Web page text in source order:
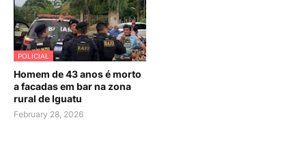
POLICIAL
Homem de 43 anos é morto
a facadas em bar na zona
rural de Iguatu
February 28, 2026